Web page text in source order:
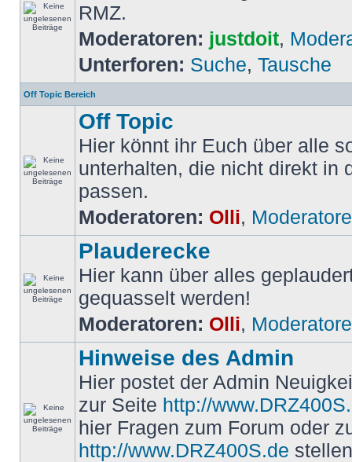
RMZ.
Moderatoren: justdoit,
Unterforen: Suche, Tausche
Off Topic Bereich
Off Topic
Hier könnt ihr Euch über alle
unterhalten, die nicht direkt in
passen.
Moderatoren: Olli,
Plauderecke
Hier kann über alles
gequasselt werden!
Moderatoren: Olli,
Hinweise des Admin
Hier postet der Admin
zur Seite http://
hier Fragen zum Forum oder
http://www.DRZ400S.de